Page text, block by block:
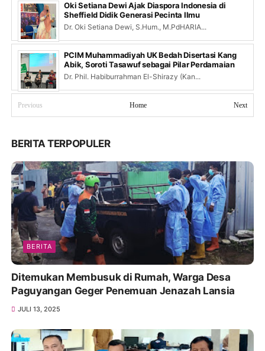
Oki Setiana Dewi Ajak Diaspora Indonesia di
Sheffield Didik Generasi Pecinta Ilmu
Dr. Oki Setiana Dewi, S.Hum., M.PdHARIA...
PCIM Muhammadiyah UK Bedah Disertasi Kang
Abik, Soroti Tasawuf sebagai Pilar Perdamaian
Dr. Phil. Habiburrahman El-Shirazy (Kan...
Previous Next
Home
BERITA TERPOPULER
BERITA
Ditemukan Membusuk di Rumah, Warga Desa
Paguyangan Geger Penemuan Jenazah Lansia
JULI 13, 2025